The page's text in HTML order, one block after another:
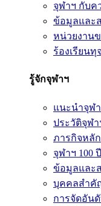
จุฬาฯ กับค
ข้อมูลและ
หน่วยงาน
ร้องเรียน
รู้จักจุฬาฯ
แนะนำจุฬ
ประวัติจุฬา
ภารกิจหลัก
จุฬาฯ 100 ปี
ข้อมูลและ
บุคคลสำคั
การจัดอัน